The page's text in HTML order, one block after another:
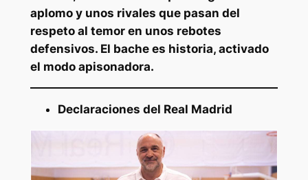
aplomo y unos rivales que pasan del
respeto al temor en unos rebotes
defensivos. El bache es historia, activado
el modo apisonadora.
Declaraciones del Real Madrid